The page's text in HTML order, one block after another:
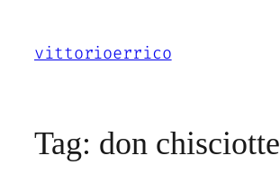
contenuto
vittorioerrico
Tag: don chisciotte